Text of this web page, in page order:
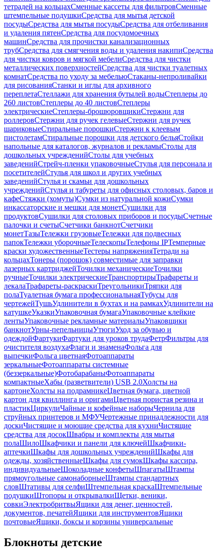
тетрадей на кольцахСменные кассеты для фильтровСменные
штемпельные подушкиСредства для мытья детской
посудыСредства для мытья посудыСредства для отбеливания
и удаления пятенСредства для посудомоечных
машинСредства для прочистки канализационных
трубСредства для смягчения воды и удаления накипиСредства
для чистки ковров и мягкой мебелиСредства для чистки
металлических поверхностейСредства для чистки туалетных
комнатСредства по уходу за мебельюСтаканы-непроливайки
для рисованияСтанки и иглы для архивного
переплетаСтеллажи для хранения бутылей водыСтеплеры до
260 листовСтеплеры до 40 листовСтеплеры
электрическиеСтеплеры-брошюровщикиСтержни для
роллеровСтержни для ручек гелевыеСтержни для ручек
шариковыеСтиральные порошкиСтержни к клеевым
пистолетамСтиральные порошки для детского бельяСтойки
напольные для каталогов, журналов и рекламыСтолы для
дошкольных учрежденийСтолы для учебных
заведенийСтрейч-пленки упаковочныеСтулья для персонала и
посетителейСтулья для школ и других учебных
заведенийСтулья и скамьи для дошкольных
учрежденийСтулья и табуреты для офисных столовых, баров и
кафеСтяжки (хомуты)Сумки из натуральной кожиСумки
инкассаторские и мешки для монетСушилки для
продуктовСушилки для столовых приборов и посудыСчетные
палочки и счетыСчетчики банкнотСчетчики
монетТазыТележки грузовыеТележки для подвесных
папокТележки уборочныеТелескопыТелефоны IPТемперные
краски художественныеТестеры напряженияТетради на
кольцахТонеры (порошок) совместимые для заправки
лазерных картриджейТочилки механическиеТочилки
ручныеТочилки электрическиеТранспортирыТрафареты и
лекалаТрафареты-раскраскиТреугольникиТряпки для
полаТуалетная бумага профессиональнаяТубусы для
чертежейТушьУдлинители в бухтах и на рамкахУдлинители на
катушкеУказкиУпаковочная бумагаУпаковочные клейкие
лентыУпаковочные рекламные материалыУпаковщики
банкнотУрны-пепельницыУтюгиУход за обувью и
одеждойФартукиФартуки для уроков трудаФетрФильтры для
очистителя воздухаФлаги и знаменаФольга для
выпечкиФольга цветнаяФотоаппараты
зеркальныеФотоаппараты системные
(беззеркальные)ФотобарабаныФотоаппараты
компактныеХабы (разветвители) USB 2.0Холсты на
картонеХолсты на подрамникеЦветная бумага, цветной
картон для квиллинга и оригамиЦветная пористая резина и
пластикЦиркулиЧайные и кофейные наборыЧернила для
струйных принтеров и МФУЧертежные принадлежности для
доскиЧистящие и моющие средства для кухниЧистящие
средства для досокШвабры и комплекты для мытья
полаШилоШкафчики и панели для ключейШкафчики-
аптечкиШкафы для дошкольных учрежденийШкафы для
одежды, хозяйственныеШкафы для сумокШкафы кассира,
индивидуальныеШоколадные конфетыШпагатыШтампы
прямоугольные самонаборныеШтампы стандартных
словШтативы для селфиШтемпельная краскаШтемпельные
подушкиШтопоры и открывалкиЩетки, веники,
совкиЭлектробритвыЯщики для денег, ценностей,
документов, печатейЯщики для инструментовЯщики
почтовыеЯщики, боксы и корзины универсальные
Блокноты детские